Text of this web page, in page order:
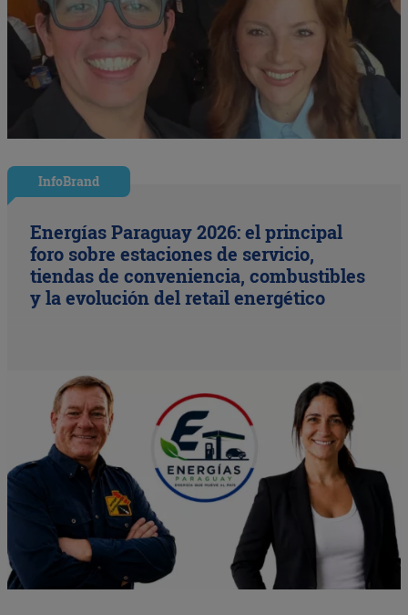
InfoBrand
Energías Paraguay 2026: el principal
foro sobre estaciones de servicio,
tiendas de conveniencia, combustibles
y la evolución del retail energético